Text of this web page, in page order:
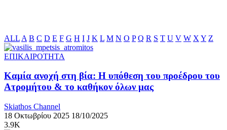
ALL A B C D E F G H I J K L M N O P Q R S T U V W X Y Z
ΕΠΙΚΑΙΡΟΤΗΤΑ
Καμία ανοχή στη βία: Η υπόθεση του προέδρου του
Ατρομήτου & το καθήκον όλων μας
Skiathos Channel
18 Οκτωβρίου 2025 18/10/2025
3.9K